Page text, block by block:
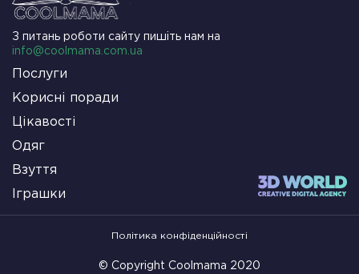
З питань роботи сайту пишіть нам на
info@coolmama.com.ua
Послуги
Корисні поради
Цікавості
Одяг
Взуття
Іграшки
© Copyright Coolmama 2020
Політика конфіденційності